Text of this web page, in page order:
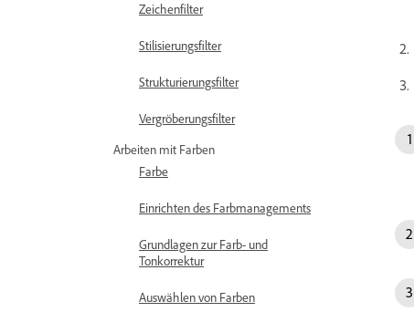
Zeichenfilter
Stilisierungsfilter
Strukturierungsfilter
Vergröberungsfilter
Arbeiten mit Farben
Farbe
Einrichten des Farbmanagements
Grundlagen zur Farb- und
Tonkorrektur
Auswählen von Farben